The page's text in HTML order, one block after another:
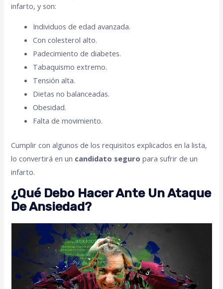
infarto, y son:
Individuos de edad avanzada.
Con colesterol alto.
Padecimiento de diabetes.
Tabaquismo extremo.
Tensión alta.
Dietas no balanceadas.
Obesidad.
Falta de movimiento.
Cumplir con algunos de los requisitos explicados en la lista,
lo convertirá en un candidato seguropara sufrir de un
infarto.
¿Qué Debo Hacer Ante Un Ataque
De Ansiedad?